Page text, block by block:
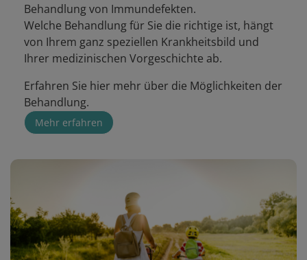
Behandlung von Immundefekten.
Welche Behandlung für Sie die richtige ist, hängt
von Ihrem ganz speziellen Krankheitsbild und
Ihrer medizinischen Vorgeschichte ab.
Erfahren Sie hier mehr über die Möglichkeiten der
Behandlung.
Mehr erfahren